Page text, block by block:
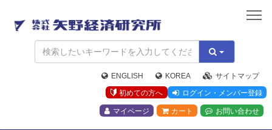
矢
野
経
済
研
究
所
ENGLISH KOREA
サイトマップ
初めての方へ
ログイン・メンバー登録
マイページ カート お問い合わせ